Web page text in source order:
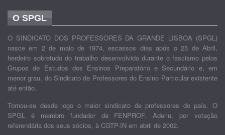
O SPGL
O SINDICATO DOS PROFESSORES DA GRANDE LISBOA (SPGL)
nasce em 2 de maio de 1974, escassos dias após o 25 de Abril,
herdeiro sobretudo do trabalho desenvolvido durante o fascismo pelos
Grupos de Estudos dos Ensinos Preparatório e Secundário e, em
menor grau, do Sindicato de Professores do Ensino Particular existente
até então.
Tornou-se desde logo o maior sindicato de professores do país. O
SPGL é membro fundador da FENPROF. Aderiu, por votação
referendária dos seus sócios, à CGTP-IN em abril de 2002.